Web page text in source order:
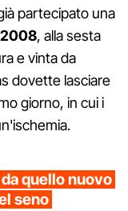
partecipato una
2008, alla sesta
e vinta da
dovette lasciare
giorno, in cui i
quello nuovo
seno